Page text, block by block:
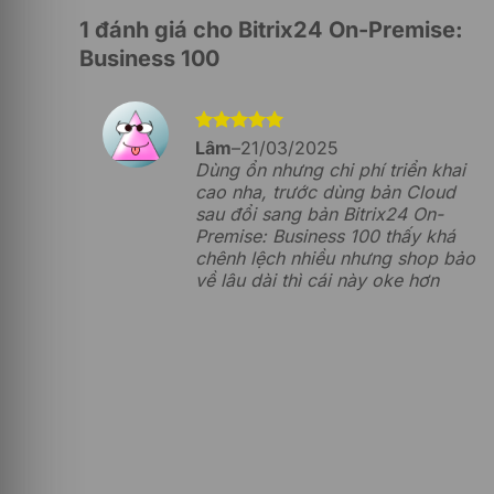
Dưới đây là những tính năng chính của phiên
Bitrix24 On-Premise: Business 100 được tích hợp
nghiệp quản lý quan hệ khách hàng, theo dõi và
khách hàng. Doanh nghiệp có thể tạo các báo
đài điện thoại,… để cải thiện tối đa chất lượng
dựa trên
đánh giá
1 đánh giá cho Bitrix24 On-Premise:
Business 100
Được xếp
hạng5 5
sao
Lâm–21/03/2025
Dùng ổn nhưng chi phí triển khai
cao nha, trước dùng bản Cloud
sau đổi sang bản Bitrix24 On-
Premise: Business 100 thấy khá
chênh lệch nhiều nhưng shop bảo
về lâu dài thì cái này oke hơn